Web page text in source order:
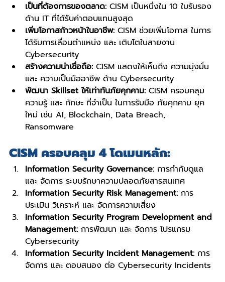
เป็นที่ต้องการของตลาด: CISM เป็นหนึ่งใน 10 ใบรับรอง
ด้าน IT ที่ได้รับค่าตอบแทนสูงสุด
เพิ่มโอกาสก้าวหน้าในอาชีพ: CISM ช่วยเพิ่มโอกาส ในการ
ได้รับการเลื่อนตำแหน่ง และ เติบโตในสายงาน
Cybersecurity
สร้างความน่าเชื่อถือ: CISM แสดงให้เห็นถึง ความมุ่งมั่น
และ ความเป็นมืออาชีพ ด้าน Cybersecurity
พัฒนา Skillset ให้เท่าทันภัยคุกคาม: CISM ครอบคลุม
ความรู้ และ ทักษะ ที่จำเป็น ในการรับมือ ภัยคุกคาม ยุค
ใหม่ เช่น AI, Blockchain, Data Breach,
Ransomware
CISM ครอบคลุม 4 โดเมนหลัก:
Information Security Governance: การกำกับดูแล
และ จัดการ ระบบรักษาความปลอดภัยสารสนเทศ
Information Security Risk Management: การ
ประเมิน วิเคราะห์ และ จัดการความเสี่ยง
Information Security Program Development and
Management: การพัฒนา และ จัดการ โปรแกรม
Cybersecurity
Information Security Incident Management: การ
จัดการ และ ตอบสนอง ต่อ Cybersecurity Incidents